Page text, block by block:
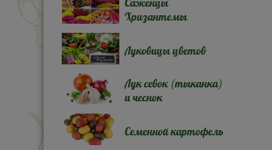
Саженцы
Хризантемы
Луковицы цветов
Лук севок (тыканка)
и чеснок
Семенной картофель